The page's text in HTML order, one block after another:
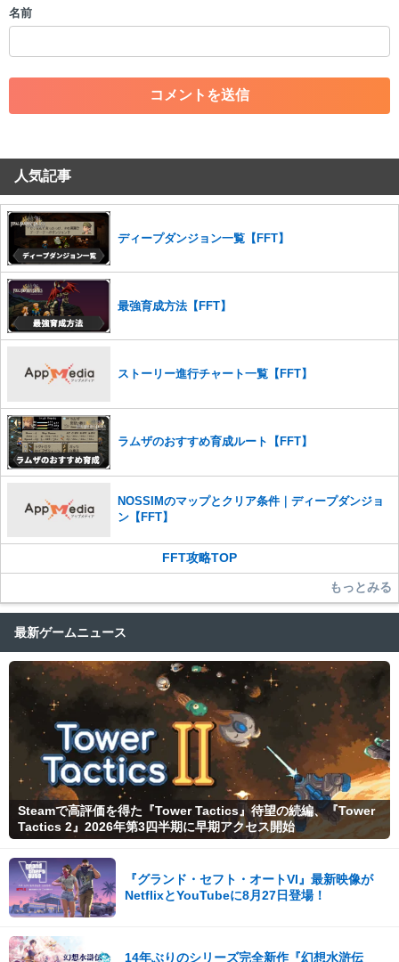
・一度削除された投稿を再び投稿すること
・アカウントの売買など金銭が絡む内容の投稿
・各ゲームのネタバレを含む内容の投稿
・その他、管理者が不適切と判断した投稿
コメントの削除を申請する
せていただきます。ご了承ください。
※一度削除したコメントは復元ができませんのでご注意くだ
さい。
また、過度な利用規約の違反や、弊社に損害の及ぶ内容の書き込みがあ
った場合は、法的措置をとらせていただく場合もございますので、あら
かじめご理解くださいませ。
名前
人気記事
ディープダンジョン一覧【FFT】
最強育成方法【FFT】
ストーリー進行チャート一覧【FFT】
ラムザのおすすめ育成ルート【FFT】
NOSSIMのマップとクリア条件｜ディープダンジョ
ン【FFT】
FFT攻略TOP
もっとみる
最新ゲームニュース
Steamで高評価を得た『Tower Tactics』待望の続編、『Tower
Tactics 2』2026年第3四半期に早期アクセス開始
『グランド・セフト・オートVI』最新映像が
NetflixとYouTubeに8月27日登場！
14年ぶりのシリーズ完全新作『幻想水滸伝